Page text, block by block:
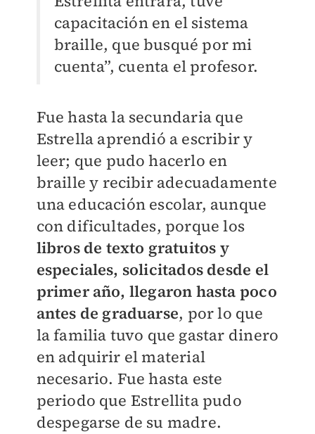
capacitación en el sistema
braille, que busqué por mi
cuenta”, cuenta el profesor.
Fue hasta la secundaria que
Estrella aprendió a escribir y
leer; que pudo hacerlo en
braille y recibir adecuadamente
una educación escolar, aunque
con dificultades, porque los
libros de texto gratuitos y
especiales, solicitados desde el
primer año, llegaron hasta poco
antes de graduarse, por lo que
la familia tuvo que gastar dinero
en adquirir el material
necesario. Fue hasta este
periodo que Estrellita pudo
despegarse de su madre.